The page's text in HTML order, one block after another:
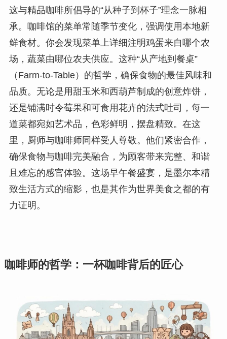
这与精品咖啡所倡导的“从种子到杯子”理念一脉相
承。咖啡馆的菜单常随季节变化，强调使用本地新
鲜食材。你会发现菜单上详细注明鸡蛋来自哪个农
场，蔬菜由哪位农夫供应。这种“从产地到餐桌”
（Farm-to-Table）的哲学，确保食物的最佳风味和
品质。无论是用甜玉米和西葫芦制成的创意炸饼，
还是铺满时令莓果和可食用花卉的法式吐司，每一
道菜都宛如艺术品，色彩鲜明，摆盘精致。在这
里，厨师与咖啡师同样受人尊敬。他们紧密合作，
确保食物与咖啡完美融合，为顾客带来完整、和谐
且难忘的感官体验。这场早午餐盛宴，是墨尔本精
致生活方式的缩影，也是其作为世界美食之都的有
力证明。
咖啡师的哲学：一杯咖啡背后的匠心